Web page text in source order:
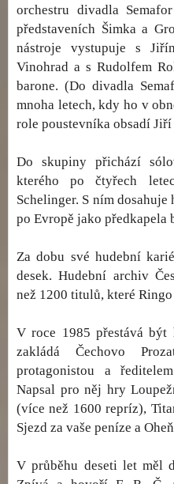
orchestru divadla
představeních Šimka a
nástroje vystupuje s
Vinohrad a s Rudolfem
barone. (Do divadla
mnoha letech, kdy ho v
role poustevníka obsadí Jiří
Do skupiny přichází
kterého po čtyřech
Schelinger. S ním
po Evropě jako předkapela
Za dobu své hudební
desek. Hudební archiv
než 1200 titulů, které
V roce 1985 přestává
zakládá Čechovo
protagonistou a
Napsal pro něj hry
(více než 1600 repríz),
Sjezd za vaše peníze a
V průběhu deseti let měl